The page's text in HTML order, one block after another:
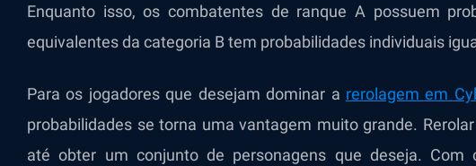
Enquanto isso, os combatentes de ranque A possuem
equivalentes da categoria B tem probabilidades individuais
Para os jogadores que desejam dominar a rerolagem em
probabilidades se torna uma vantagem muito grande.
até obter um conjunto de personagens que deseja. Com